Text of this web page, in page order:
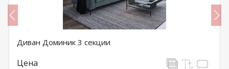
Диван Доминик 3 секции
Цена